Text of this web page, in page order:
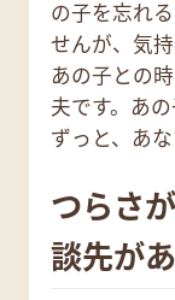
の子を忘れ
せんが、気
あの子との
夫です。あ
ずっと、あ
つらさ
談先が